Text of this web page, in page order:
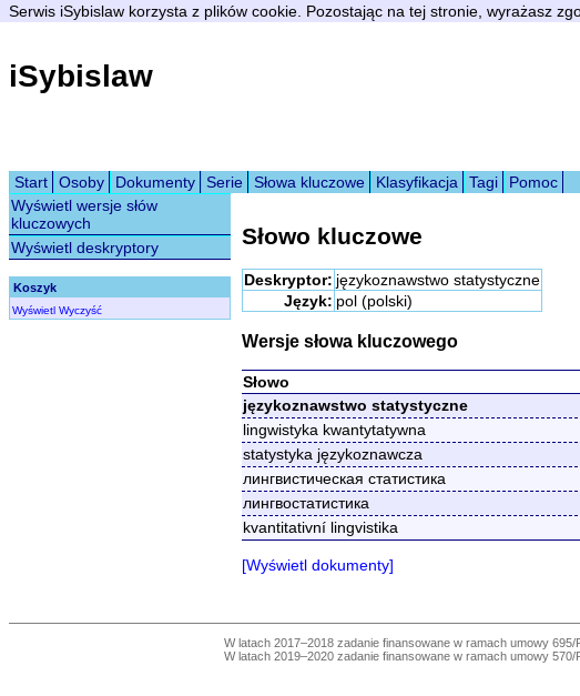
Serwis iSybislaw korzysta z plików cookie. Pozostając na tej stronie, wyrażasz
iSybislaw
Start
Osoby Dokumenty Serie Słowa kluczowe Klasyfikacja Tagi
Pomoc
Wyświetl wersje słów
kluczowych
Wyświetl deskryptory
Koszyk
Wyświetl Wyczyść
Słowo kluczowe
Deskryptor: językoznawstwo statystyczne
Język: pol (polski)
Wersje słowa kluczowego
Słowo
językoznawstwo statystyczne
lingwistyka kwantytatywna
statystyka językoznawcza
лингвистическая статистика
лингвостатистика
kvantitativní lingvistika
[Wyświetl dokumenty]
W latach 2017–2018 zadanie finansowane w ramach umowy
W latach 2019–2020 zadanie finansowane w ramach umowy